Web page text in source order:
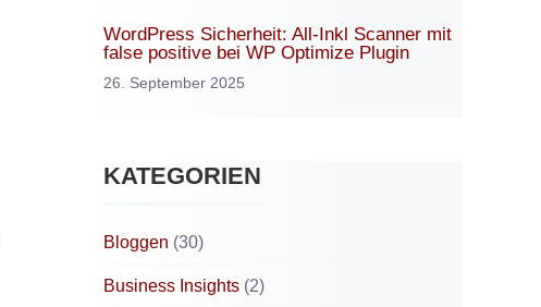
WordPress Sicherheit: All-Inkl Scanner mit
false positive bei WP Optimize Plugin
26. September 2025
KATEGORIEN
Bloggen (30)
Business Insights (2)